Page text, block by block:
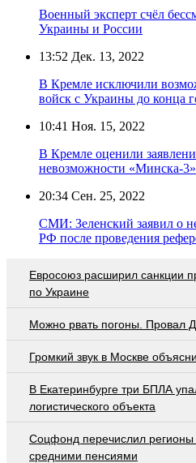
Военный эксперт счёл
Украины и России
13:52 Дек. 13, 2022
В Кремле исключили
войск с Украины до конца
10:41 Ноя. 15, 2022
В Кремле оценили
невозможности «Минска-3»
20:34 Сен. 25, 2022
СМИ: Зеленский заявил о
РФ после проведения
Евросоюз расширил санкции
по Украине
Можно рвать погоны. Провал
Громкий звук в Москве
В Екатеринбурге три БПЛА
логистического объекта
Соцфонд перечислил
средними пенсиями